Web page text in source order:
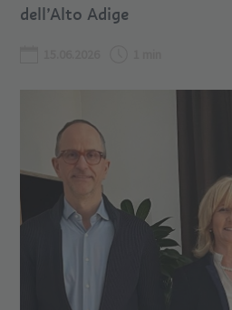
dell’Alto Adige